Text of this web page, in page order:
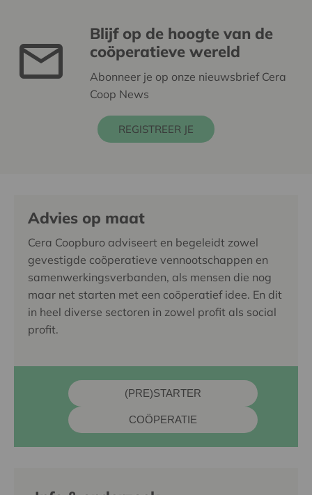
Blijf op de hoogte van de
coöperatieve wereld
Abonneer je op onze nieuwsbrief Cera
Coop News
REGISTREER JE
Advies op maat
Cera Coopburo adviseert en begeleidt zowel
gevestigde coöperatieve vennootschappen en
samenwerkingsverbanden, als mensen die nog
maar net starten met een coöperatief idee. En dit
in heel diverse sectoren in zowel profit als social
profit.
(PRE)STARTER
COÖPERATIE